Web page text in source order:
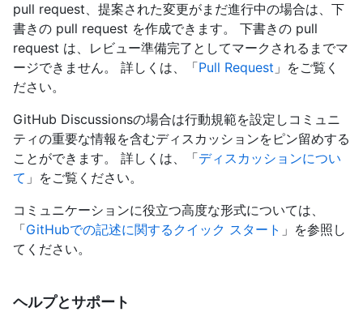
pull request、提案された変更がまだ進行中の場合は、下
書きの pull request を作成できます。 下書きの pull
request は、レビュー準備完了としてマークされるまでマ
ージできません。 詳しくは、「Pull Request 」をご覧く
ださい。
GitHub Discussionsの場合は行動規範を設定しコミュニ
ティの重要な情報を含むディスカッションをピン留めする
ことができます。 詳しくは、「ディスカッションについ
て 」をご覧ください。
コミュニケーションに役立つ高度な形式については、
「GitHubでの記述に関するクイック スタート 」を参照し
てください。
ヘルプとサポート